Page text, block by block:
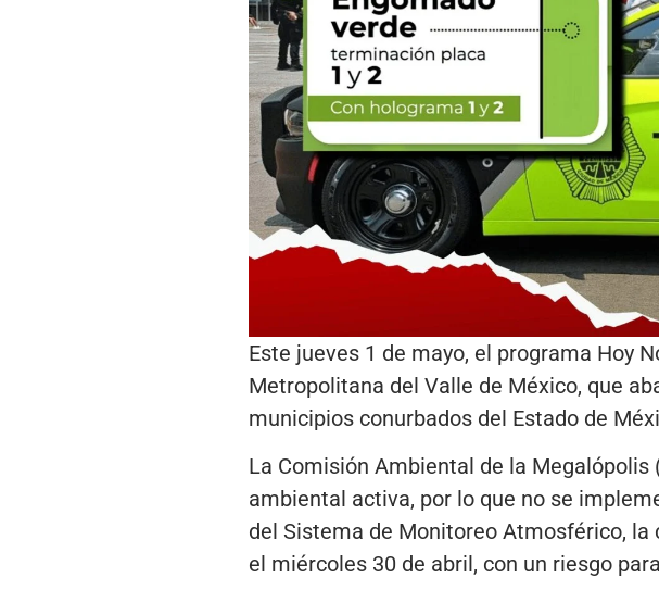
Este jueves 1 de mayo, el programa Hoy
Metropolitana del Valle de México, que
municipios conurbados del Estado de
La Comisión Ambiental de la
ambiental activa, por lo que no se
del Sistema de Monitoreo Atmosférico, la
el miércoles 30 de abril, con un riesgo